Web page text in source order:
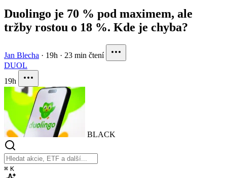
Duolingo je 70 % pod maximem, ale
tržby rostou o 18 %. Kde je chyba?
Jan Blecha · 19h · 23 min čtení
DUOL
19h
BLACK
⌘ K